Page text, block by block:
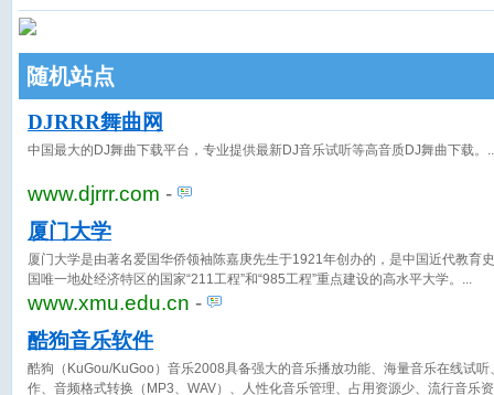
随机站点
DJRRR舞曲网
中国最大的DJ舞曲下载平台，专业提供最新DJ音乐试听等高音质DJ舞曲下载。
www.djrrr.com -
厦门大学
厦门大学是由著名爱国华侨领袖陈嘉庚先生于1921年创办的，是中国近代教育
国唯一地处经济特区的国家“211工程”和“985工程”重点建设的高水平大学。
www.xmu.edu.cn -
酷狗音乐软件
酷狗（KuGou/KuGoo）音乐2008具备强大的音乐播放功能、海量音乐在线试
作、音频格式转换（MP3、WAV）、人性化音乐管理、占用资源少、流行音乐